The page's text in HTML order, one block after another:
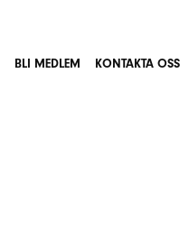
BLI MEDLEM KONTAKTA OSS